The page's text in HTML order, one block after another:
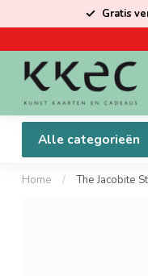
Gratis
Alle categorieën
Home / The Jacobite